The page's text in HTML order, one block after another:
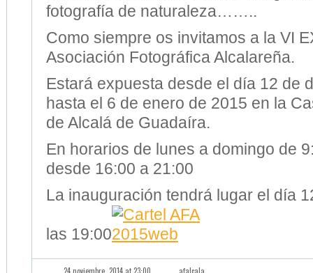
Estará expuesta desde el día 12 de
hasta el 6 de enero de 2015 en la
de Alcalá de Guadaíra.
En horarios de lunes a domingo de
desde 16:00 a 21:00
La inauguración tendrá lugar el día
las 19:00
24 noviembre, 2014 at 23:00 afalcala
V Exposición Fotográfica A.F.A. en